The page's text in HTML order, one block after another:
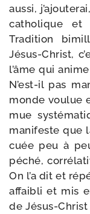
aus­si,
catho­lique et
Tradition
Jésus-​Christ,
l’âme qui
N’est-il pas
monde vou­lue
mue
mani­feste que
cuée peu à
péché,
On l’a dit et
affai­bli et mis
de Jésus-​